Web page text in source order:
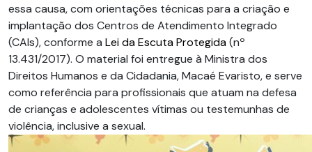
essa causa, com orientações técnicas para a criação e
implantação dos Centros de Atendimento Integrado
(CAIs), conforme a Lei da Escuta Protegida(nº
13.431/2017). O material foi entregue à Ministra dos
Direitos Humanos e da Cidadania, Macaé Evaristo, e serve
como referência para profissionais que atuam na defesa
de crianças e adolescentes vítimas ou testemunhas de
violência, inclusive a sexual.